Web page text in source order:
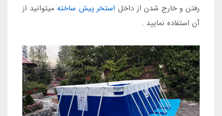
رفتن و خارج شدن از داخل استخر پیش ساختهمیتوانید از
آن استفاده نمایید .